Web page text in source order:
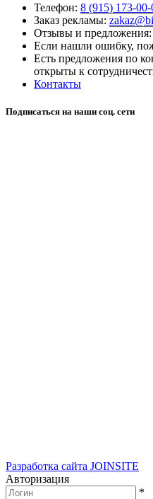
Телефон: 8 (915) 173-00-
Заказ рекламы:
Отзывы и предложения:
Если нашли ошибку,
Есть предложения по
открыты к
Контакты
Подписаться на наши соц. сети
Разработка сайта JOINSITE
Авторизация
*